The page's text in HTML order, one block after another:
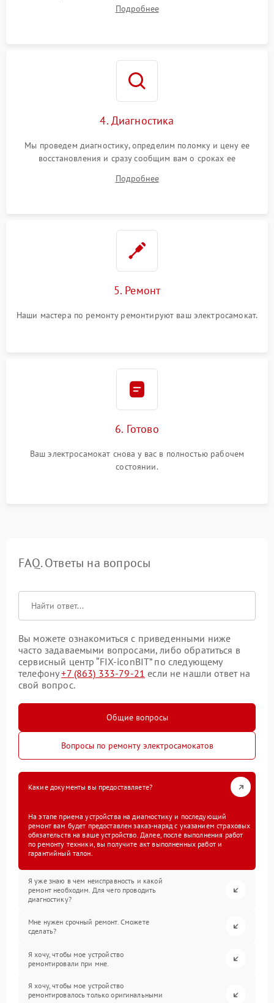
Подробнее
4. Диагностика
Мы проведем диагностику, определим поломку и цену ее
восстановления и сразу сообщим вам о сроках ее
Подробнее
5. Ремонт
Наши мастера по ремонту ремонтируют ваш электросамокат.
6. Готово
Ваш электросамокат снова у вас в полностью рабочем
состоянии.
FAQ. Ответы на вопросы
Вы можете ознакомиться с приведенными ниже
часто задаваемыми вопросами, либо обратиться в
сервисный центр “FIX-iconBIT” по следующему
телефону+7 (863) 333-79-21 если не нашли ответ на
свой вопрос.
Общие вопросы
Вопросы по ремонту электросамокатов
Какие документы вы предоставляете?
На этапе приема устройства на диагностику и последующий
ремонт вам будет предоставлен заказ-наряд с указанием страховых
обязательств на ваше устройство. Далее, после выполнения работ
по ремонту техники, вы получите акт выполненных работ и
гарантийный талон.
Я уже знаю в чем неисправность и какой
ремонт необходим. Для чего проводить
диагностику?
Мне нужен срочный ремонт. Сможете
сделать?
Я хочу, чтобы мое устройство
ремонтировали при мне.
Я хочу, чтобы мое устройство
ремонтировалось только оригинальными